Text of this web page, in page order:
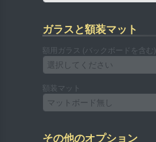
ガラスと額装マット
額用ガラス (バックボードを含む)
選択してください
額装マット
マットボード無し
その他のオプション